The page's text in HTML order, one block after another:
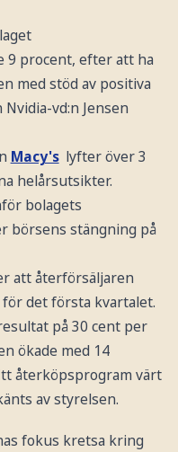
9 procent, efter att ha
med stöd av positiva
vd:n Jensen
Macy's lyfter över 3
helårsutsikter.
bolagets
börsens stängning på
att återförsäljaren
det första kvartalet.
på 30 cent per
ökade med 14
återköpsprogram värt
av styrelsen.
fokus kretsa kring